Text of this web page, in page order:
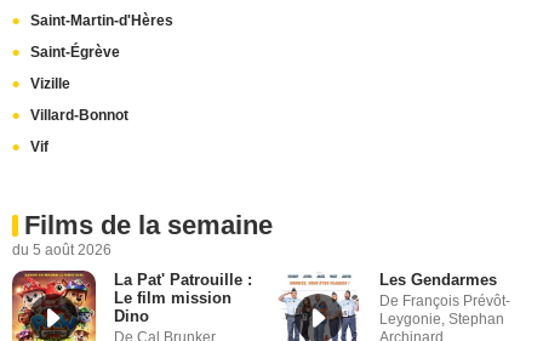
Saint-Martin-d'Hères
Saint-Égrève
Vizille
Villard-Bonnot
Vif
Films de la semaine
du 5 août 2026
La Pat' Patrouille :
Le film mission
Dino
De Cal Brunker
Les Gendarmes
De François Prévôt-
Leygonie, Stephan
Archinard